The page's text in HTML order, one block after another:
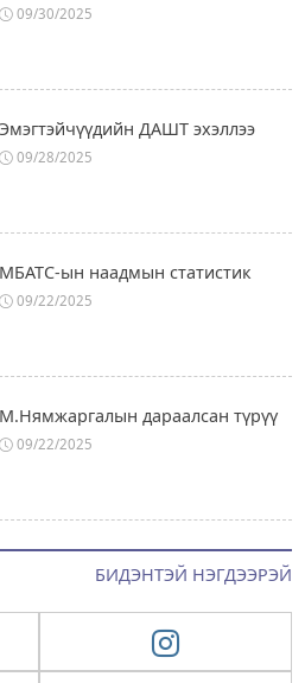
09/30/2025
Эмэгтэйчүүдийн ДАШТ эхэллээ
09/28/2025
МБАТС-ын наадмын статистик
09/22/2025
М.Нямжаргалын дараалсан түрүү
09/22/2025
БИДЭНТЭЙ НЭГДЭЭРЭЙ